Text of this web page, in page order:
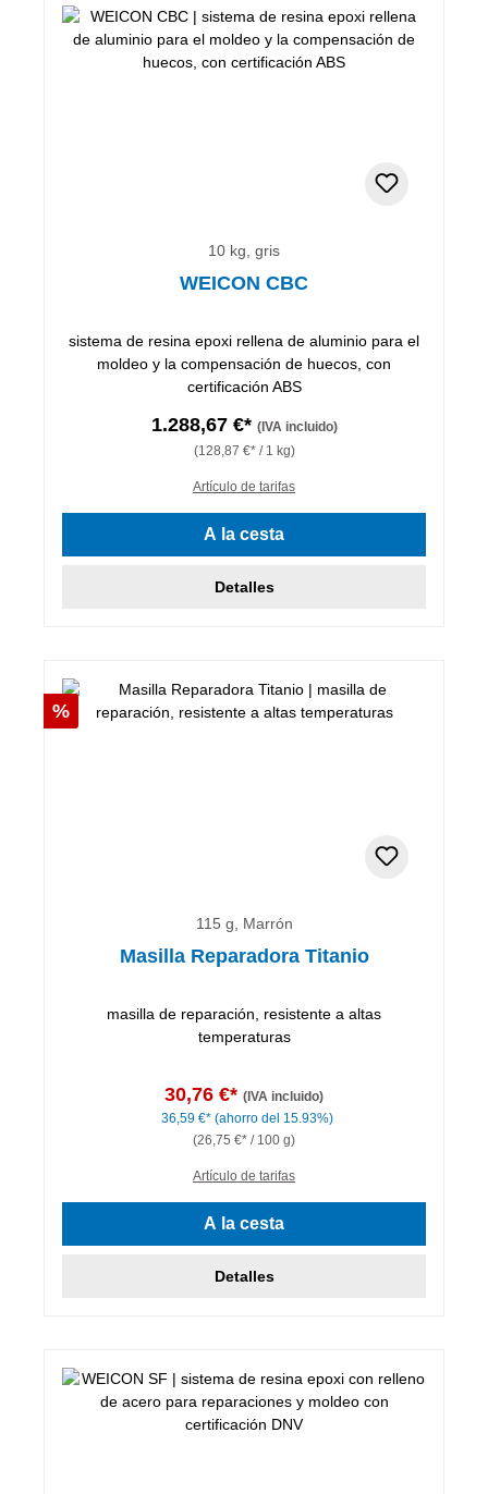
10 kg, gris
WEICON CBC
sistema de resina epoxi rellena de aluminio para el
moldeo y la compensación de huecos, con
certificación ABS
1.288,67 €* (IVA incluido)
(128,87 €* / 1 kg)
Artículo de tarifas
A la cesta
Detalles
Descuento
%
115 g, Marrón
Masilla Reparadora Titanio
masilla de reparación, resistente a altas
temperaturas
30,76 €* (IVA incluido)
36,59 €* (ahorro del 15.93%)
(26,75 €* / 100 g)
Artículo de tarifas
A la cesta
Detalles